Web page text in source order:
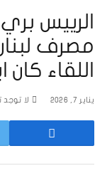
الرييس
مصرف
اللقاء كان
يناير 7, 2026 لا